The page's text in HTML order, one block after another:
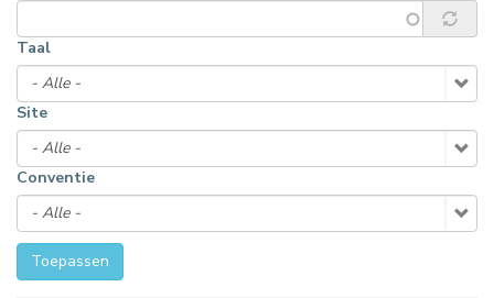
Taal
Site
Conventie
Toepassen